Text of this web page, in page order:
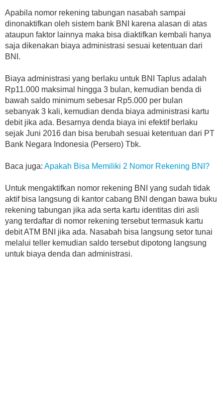
Apabila nomor rekening tabungan nasabah sampai
dinonaktifkan oleh sistem bank BNI karena alasan di atas
ataupun faktor lainnya maka bisa diaktifkan kembali hanya
saja dikenakan biaya administrasi sesuai ketentuan dari
BNI.
Biaya administrasi yang berlaku untuk BNI Taplus adalah
Rp11.000 maksimal hingga 3 bulan, kemudian benda di
bawah saldo minimum sebesar Rp5.000 per bulan
sebanyak 3 kali, kemudian denda biaya administrasi kartu
debit jika ada. Besarnya denda biaya ini efektif berlaku
sejak Juni 2016 dan bisa berubah sesuai ketentuan dari PT
Bank Negara Indonesia (Persero) Tbk.
Baca juga: Apakah Bisa Memiliki 2 Nomor Rekening BNI?
Untuk mengaktifkan nomor rekening BNI yang sudah tidak
aktif bisa langsung di kantor cabang BNI dengan bawa buku
rekening tabungan jika ada serta kartu identitas diri asli
yang terdaftar di nomor rekening tersebut termasuk kartu
debit ATM BNI jika ada. Nasabah bisa langsung setor tunai
melalui teller kemudian saldo tersebut dipotong langsung
untuk biaya denda dan administrasi.